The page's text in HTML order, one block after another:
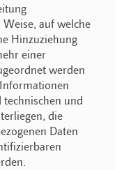
auf welche
Hinzuziehung
einer
werden
und
die
Daten